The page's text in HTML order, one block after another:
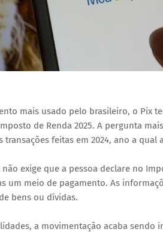
mais usado pelo brasileiro, o Pix
de Renda 2025. A pergunta
feitas em 2024, ano a qual
não exige que a pessoa declare no
um meio de pagamento. As
bens ou dívidas.
a movimentação acaba sendo